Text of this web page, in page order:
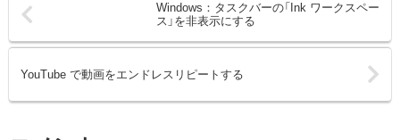
Windows：タスクバーの「Ink ワークスペー
ス」を非表示にする
YouTube で動画をエンドレスリピートする